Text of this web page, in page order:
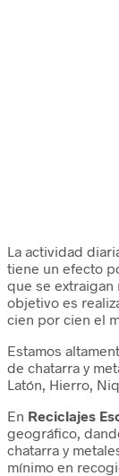
La actividad
tiene un efecto
que se extraigan
objetivo es
cien por cien el
Estamos
de chatarra y
Latón, Hierro,
En Reciclajes
geográfico,
chatarra y
mínimo en